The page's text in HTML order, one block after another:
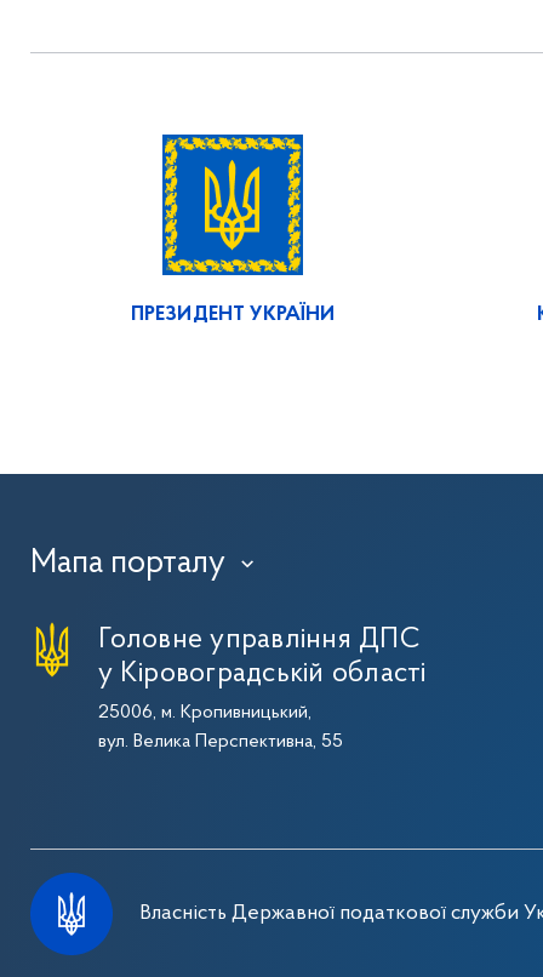
ПРЕЗИДЕНТ УКРАЇНИ
Мапа порталу ›
Головне управління ДПС
у Кіровоградській області
25006, м. Кропивницький,
вул. Велика Перспективна, 55
Власність Державної податкової служби